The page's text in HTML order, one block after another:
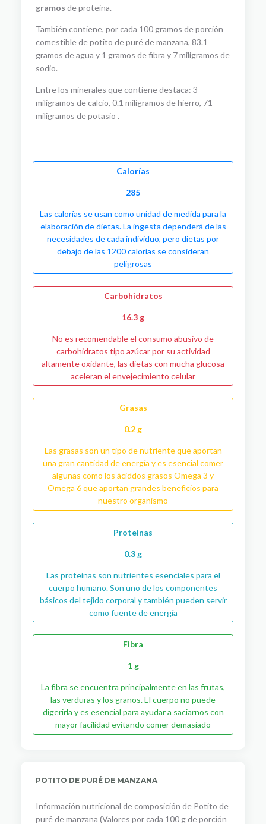
gramos de proteina.
También contiene, por cada 100 gramos de porción
comestible de potito de puré de manzana, 83.1
gramos de agua y 1 gramos de fibra y 7 miligramos de
sodio.
Entre los minerales que contiene destaca: 3
miligramos de calcio, 0.1 miligramos de hierro, 71
miligramos de potasio .
Calorías
285
Las calorías se usan como unidad de medida para la
elaboración de dietas. La ingesta dependerá de las
necesidades de cada individuo, pero dietas por
debajo de las 1200 calorías se consideran
peligrosas
Carbohidratos
16.3 g
No es recomendable el consumo abusivo de
carbohidratos tipo azúcar por su actividad
altamente oxidante, las dietas con mucha glucosa
aceleran el envejecimiento celular
Grasas
0.2 g
Las grasas son un tipo de nutriente que aportan
una gran cantidad de energía y es esencial comer
algunas como los áciddos grasos Omega 3 y
Omega 6 que aportan grandes beneficios para
nuestro organismo
Proteinas
0.3 g
Las proteínas son nutrientes esenciales para el
cuerpo humano. Son uno de los componentes
básicos del tejido corporal y también pueden servir
como fuente de energía
Fibra
1 g
La fibra se encuentra principalmente en las frutas,
las verduras y los granos. El cuerpo no puede
digerirla y es esencial para ayudar a saciarnos con
mayor facilidad evitando comer demasiado
POTITO DE PURÉ DE MANZANA
Información nutricional de composición de Potito de
puré de manzana (Valores por cada 100 g de porción